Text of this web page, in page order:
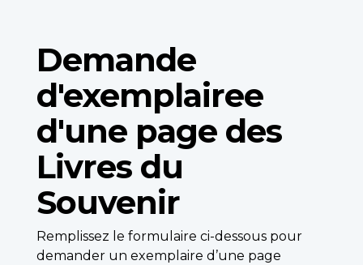
Demande
d'exemplairee
d'une page des
Livres du
Souvenir
Remplissez le formulaire ci-dessous pour
demander un exemplaire d’une page